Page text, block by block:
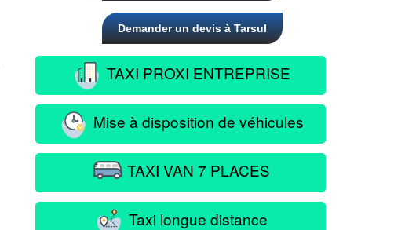
Demander un devis à Tarsul
TAXI PROXI ENTREPRISE
Mise à disposition de véhicules
TAXI VAN 7 PLACES
Taxi longue distance